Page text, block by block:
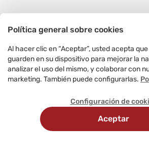
Política general sobre cookies
Al hacer clic en “Aceptar”, usted acepta
guarden en su dispositivo para mejorar la
analizar el uso del mismo, y colaborar con
marketing. También puede configurarlas.
Configuración de
Aceptar